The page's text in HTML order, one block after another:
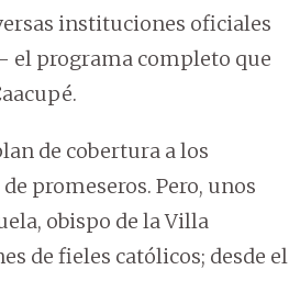
instituciones oficiales
el programa completo que
de cobertura a los
promeseros. Pero, unos
obispo de la Villa
de fieles católicos; desde el